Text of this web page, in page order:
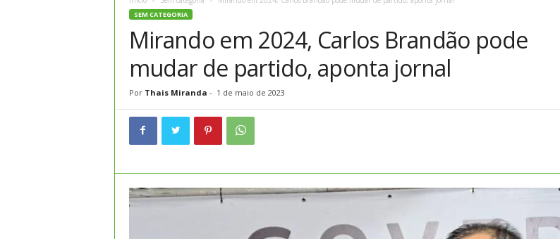
SEM CATEGORIA
Mirando em 2024, Carlos Brandão pode
mudar de partido, aponta jornal
Por Thais Miranda - 1 de maio de 2023